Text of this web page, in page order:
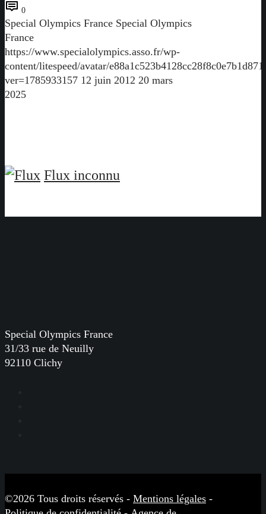
0
Special Olympics France Special Olympics
France
https://www.specialolympics.asso.fr/wp-
content/litespeed/avatar/
ver=1785933157 12 juin 2012 20 mars
2025
Flux inconnu
Special Olympics France
31/33 rue de Neuilly
92110 Clichy
©2026 Tous droits réservés - Mentions légales -